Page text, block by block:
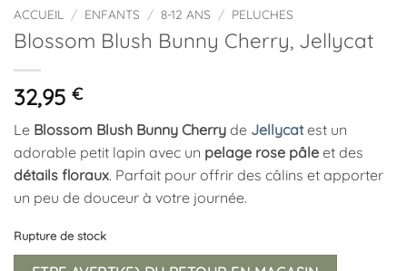
ACCUEIL / ENFANTS / 8-12 ANS / PELUCHES
Blossom Blush Bunny Cherry, Jellycat
32,95 €
Le Blossom Blush Bunny Cherry de Jellycatest un
adorable petit lapin avec un pelage rose pâle et des
détails floraux. Parfait pour offrir des câlins et apporter
un peu de douceur à votre journée.
Rupture de stock